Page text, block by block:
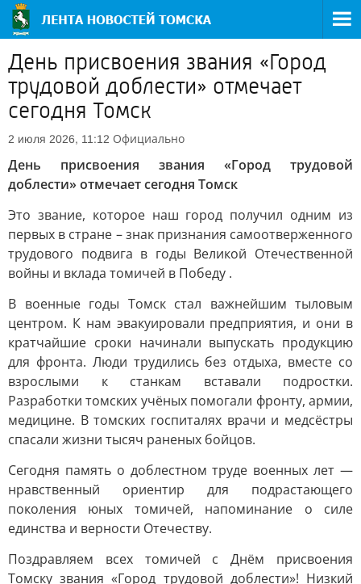
День присвоения звания «Город
трудовой доблести» отмечает
сегодня Томск
2 июля 2026, 11:12 Официально
День присвоения звания «Город трудовой
доблести» отмечает сегодня Томск
Это звание, которое наш город получил одним из
первых в стране – знак признания самоотверженного
трудового подвига в годы Великой Отечественной
войны и вклада томичей в Победу .
В военные годы Томск стал важнейшим тыловым
центром. К нам эвакуировали предприятия, и они в
кратчайшие сроки начинали выпускать продукцию
для фронта. Люди трудились без отдыха, вместе со
взрослыми к станкам вставали подростки.
Разработки томских учёных помогали фронту, армии,
медицине. В томских госпиталях врачи и медсёстры
спасали жизни тысяч раненых бойцов.
Сегодня память о доблестном труде военных лет —
нравственный ориентир для подрастающего
поколения юных томичей, напоминание о силе
единства и верности Отечеству.
Поздравляем всех томичей с Днём присвоения
Томску звания «Город трудовой доблести»! Низкий